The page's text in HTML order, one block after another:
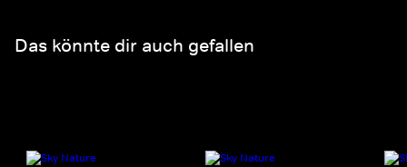
Das könnte dir auch gefallen